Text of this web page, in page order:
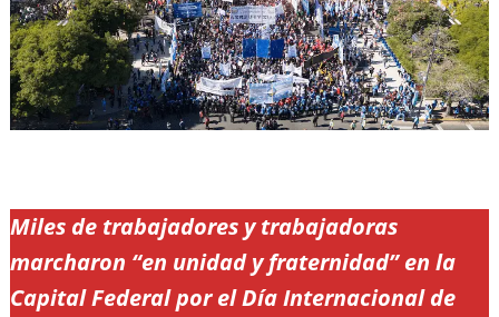
Miles de trabajadores y trabajadoras
marcharon “en unidad y fraternidad” en la
Capital Federal por el Día Internacional de